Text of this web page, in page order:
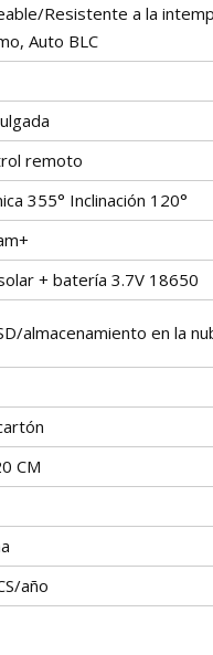
Resistente a la
Auto BLC
remoto
355° Inclinación 120°
+ batería 3.7V 18650
almacenamiento en la
CM
año